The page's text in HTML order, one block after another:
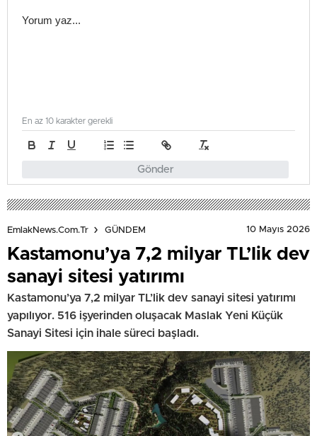
Gönder
En az 10 karakter gerekli
EmlakNews.com.tr GÜNDEM 10 Mayıs 2026
Kastamonu’ya 7,2 milyar TL’lik dev
sanayi sitesi yatırımı
Kastamonu’ya 7,2 milyar TL’lik dev sanayi sitesi yatırımı
yapılıyor. 516 işyerinden oluşacak Maslak Yeni Küçük
Sanayi Sitesi için ihale süreci başladı.